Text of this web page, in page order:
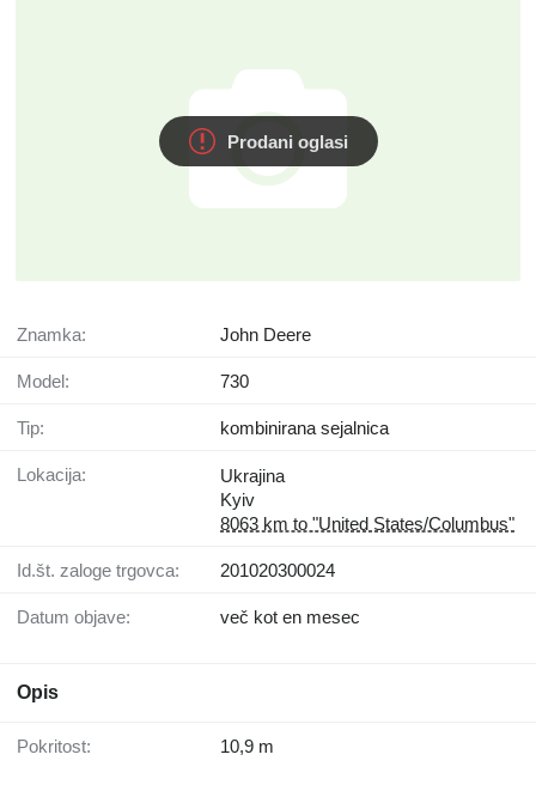
Prodani oglasi
Znamka: John Deere
Model: 730
Tip: kombinirana sejalnica
Lokacija:
Ukrajina
Kyiv
8063 km to "United States/Columbus"
Id.št. zaloge trgovca: 201020300024
Datum objave: več kot en mesec
Opis
Pokritost: 10,9 m